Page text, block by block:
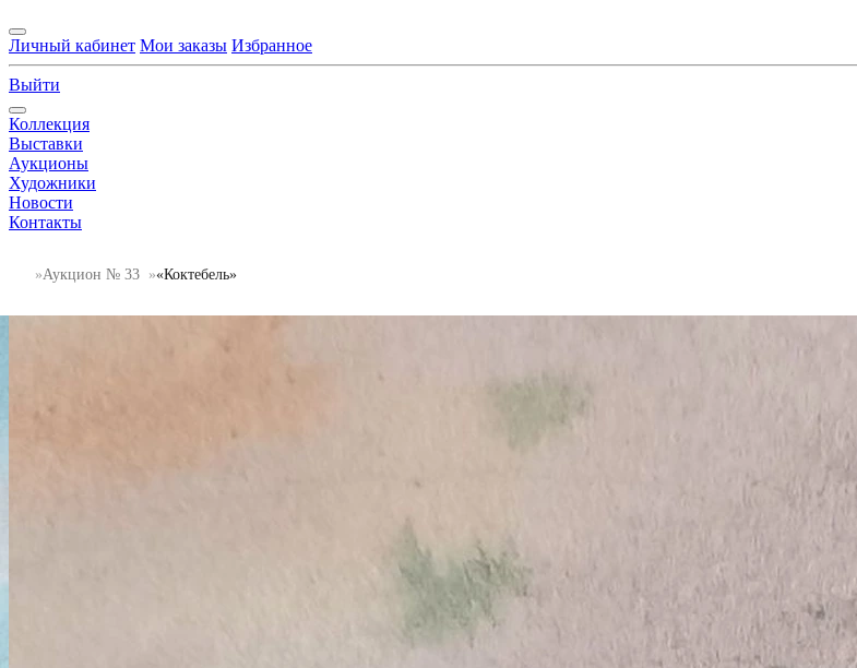
Личный кабинет Мои заказы Избранное
Выйти
Коллекция
Выставки
Аукционы
Художники
Новости
Контакты
Аукцион № 33 «Коктебель»